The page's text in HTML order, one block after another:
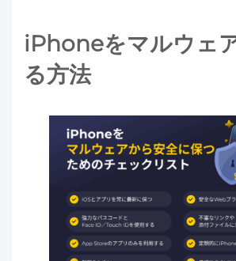
iPhoneをマルウェ
る方法